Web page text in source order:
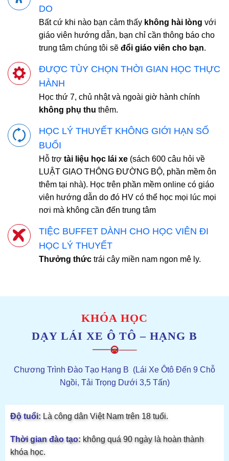
DO
Bất cứ khi nào bạn cảm thấy không hài lòng với
giáo viên hướng dẫn, bạn chỉ cần thông báo cho
trung tâm chúng tôi sẽ đổi giáo viên cho bạn.
ĐƯỢC TÙY CHỌN THỜI GIAN HỌC THỰC
HÀNH
Học thứ 7, chủ nhật và ngoài giờ hành chính
không phụ thu thêm.
HỌC LÝ THUYẾT KHÔNG GIỚI HẠN SỐ
BUỔI
Hỗ trợ tài liệu học lái xe (sách 600 câu hỏi về
LUẬT GIAO THÔNG ĐƯỜNG BỘ, phần mềm ôn
thêm tại nhà). Học trên phần mềm online có giáo
viên hướng dẫn do đó HV có thể học mọi lúc mọi
nơi mà không cần đến trung tâm
TIỆC BUFFET DÀNH CHO HỌC VIÊN ĐI
HỌC LÝ THUYẾT
Thưởng thức trái cây miền nam ngon mê ly.
KHÓA HỌC
DẠY LÁI XE Ô TÔ – HẠNG B
Chương Trình Đào Tạo Hạng B (Lái Xe Ôtô Đến 9 Chỗ
Ngồi, Tải Trọng Dưới 3,5 Tấn)
Độ tuổi: Là công dân Việt Nam trên 18 tuổi.
Thời gian đào tạo: không quá 90 ngày là hoàn thành
khóa học.